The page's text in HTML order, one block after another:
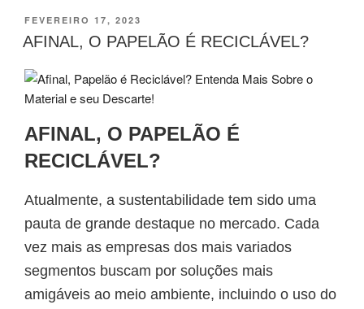
FEVEREIRO 17, 2023
AFINAL, O PAPELÃO É RECICLÁVEL?
AFINAL, O PAPELÃO É
RECICLÁVEL?
Atualmente, a sustentabilidade tem sido uma
pauta de grande destaque no mercado. Cada
vez mais as empresas dos mais variados
segmentos buscam por soluções mais
amigáveis ao meio ambiente, incluindo o uso do